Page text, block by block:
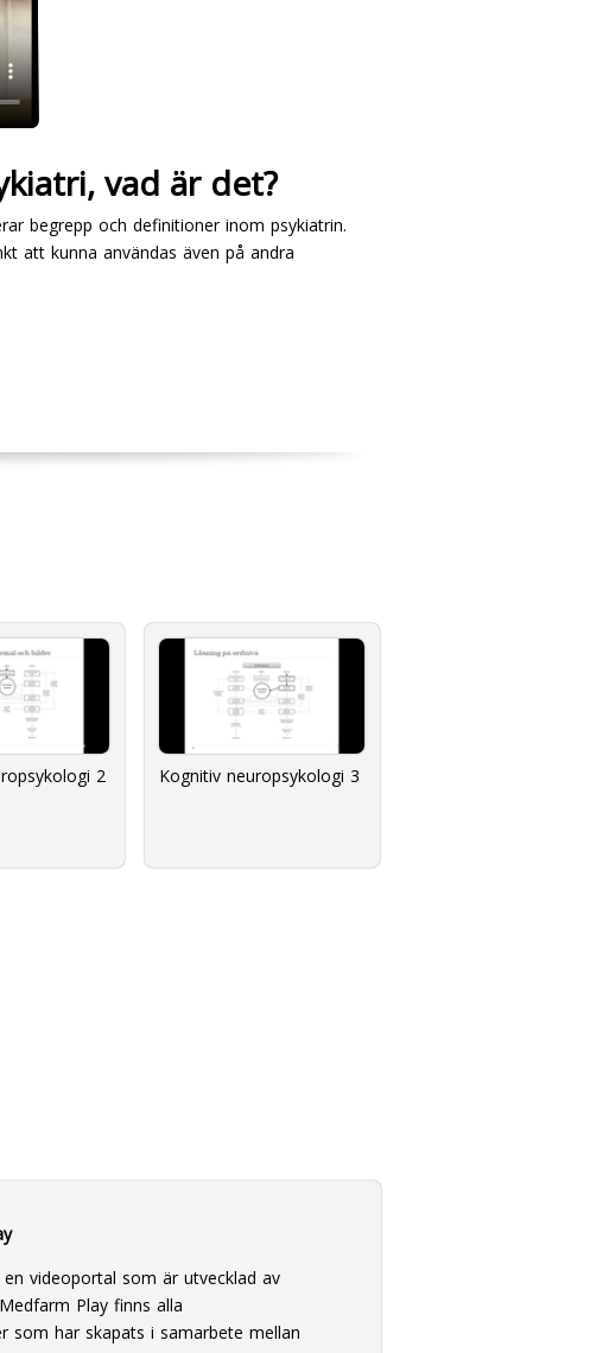
vad är det?
begrepp och definitioner inom psykiatrin.
att kunna användas även på andra
2 Kognitiv neuropsykologi 3
videoportal som är utvecklad av
Play finns alla
som har skapats i samarbete mellan